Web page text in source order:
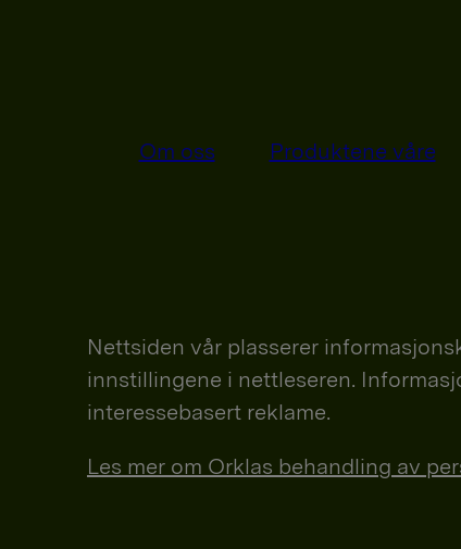
Om oss Produktene våre
Nettsiden vår plasserer
innstillingene i nettleseren.
interessebasert reklame.
Les mer om Orklas behandling av